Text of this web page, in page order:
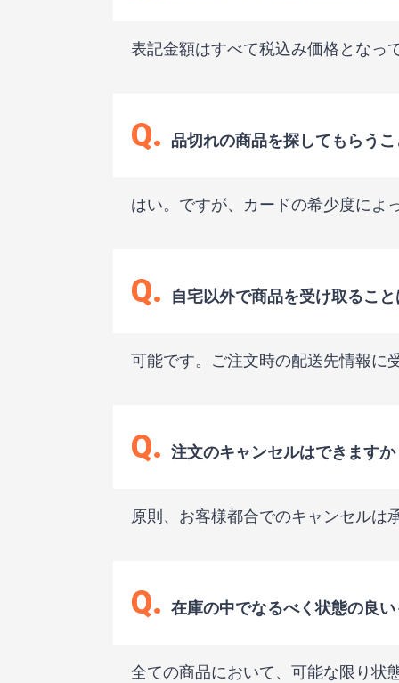
表記金額はすべて税込み価格となっ
Q. 品切れの商品を探してもらう
はい。ですが、カードの希少度によ
Q. 自宅以外で商品を受け取るこ
可能です。ご注文時の配送先情報に
Q. 注文のキャンセルはできますか
原則、お客様都合でのキャンセルは
Q. 在庫の中でなるべく状態の良
全ての商品において、可能な限り状